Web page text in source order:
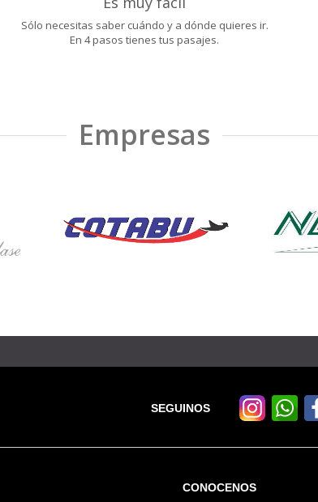
Sólo necesitas saber cuándo y a dónde quieres ir.
En 4 pasos tienes tus pasajes.
Empresas
SEGUINOS
CONOCENOS